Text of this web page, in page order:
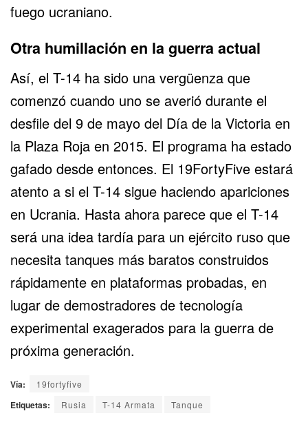
fuego ucraniano.
Otra humillación en la guerra actual
Así, el T-14 ha sido una vergüenza que
comenzó cuando uno se averió durante el
desfile del 9 de mayo del Día de la Victoria en
la Plaza Roja en 2015. El programa ha estado
gafado desde entonces. El 19FortyFive estará
atento a si el T-14 sigue haciendo apariciones
en Ucrania. Hasta ahora parece que el T-14
será una idea tardía para un ejército ruso que
necesita tanques más baratos construidos
rápidamente en plataformas probadas, en
lugar de demostradores de tecnología
experimental exagerados para la guerra de
próxima generación.
Vía: 19fortyfive
Etiquetas: Rusia T-14 Armata Tanque